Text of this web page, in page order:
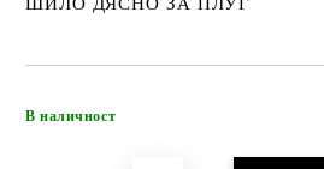
В наличност